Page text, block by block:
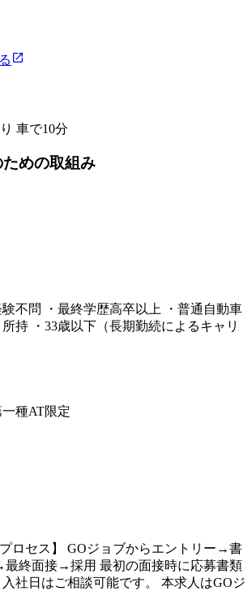
車で10分
めの取組み
験不問 ・最終学歴高卒以上 ・普通自動車
持 ・33歳以下（長期勤続によるキャリ
種AT限定
プロセス】 GOジョブからエントリー→書
終面接→採用 最初の面接時に応募書類
社日はご相談可能です。 本求人はGOジ